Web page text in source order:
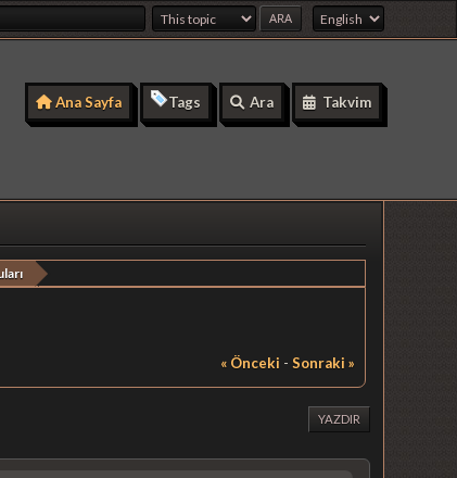
Ana Sayfa Tags Ara Takvim
« Önceki - Sonraki »
YAZDIR